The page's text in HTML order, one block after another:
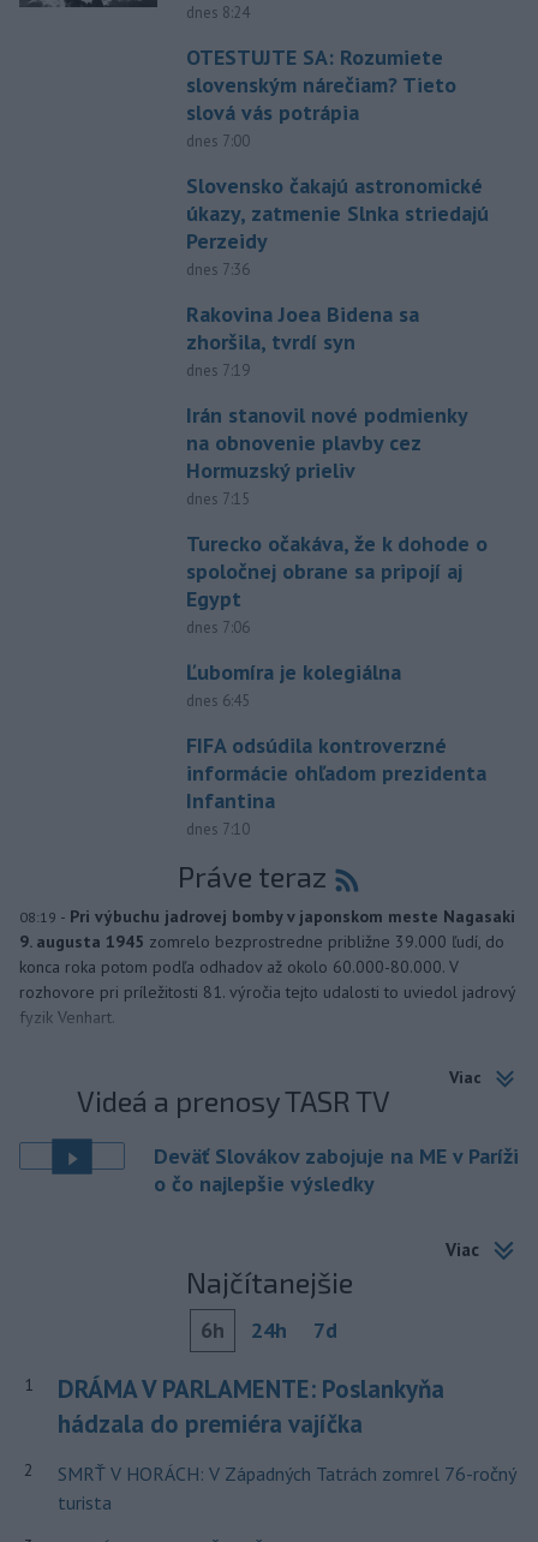
dnes 8:24
OTESTUJTE SA: Rozumiete
slovenským nárečiam? Tieto
slová vás potrápia
dnes 7:00
Slovensko čakajú astronomické
úkazy, zatmenie Slnka striedajú
Perzeidy
dnes 7:36
Rakovina Joea Bidena sa
zhoršila, tvrdí syn
dnes 7:19
Irán stanovil nové podmienky
na obnovenie plavby cez
Hormuzský prieliv
dnes 7:15
Turecko očakáva, že k dohode o
spoločnej obrane sa pripojí aj
Egypt
dnes 7:06
Ľubomíra je kolegiálna
dnes 6:45
FIFA odsúdila kontroverzné
informácie ohľadom prezidenta
Infantina
dnes 7:10
Práve teraz
08:19 - Pri výbuchu jadrovej bomby v japonskom meste Nagasaki
9. augusta 1945 zomrelo bezprostredne približne 39.000 ľudí, do
konca roka potom podľa odhadov až okolo 60.000-80.000. V
rozhovore pri príležitosti 81. výročia tejto udalosti to uviedol jadrový
fyzik Venhart.
Viac
Videá a prenosy TASR TV
Deväť Slovákov zabojuje na ME v Paríži
o čo najlepšie výsledky
Viac
Najčítanejšie
6h 24h 7d
1
DRÁMA V PARLAMENTE: Poslankyňa
hádzala do premiéra vajíčka
2
SMRŤ V HORÁCH: V Západných Tatrách zomrel 76-ročný
turista